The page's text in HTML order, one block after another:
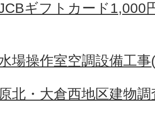
ギフトカード1,000
場操作室空調設備工
北・大倉西地区建物